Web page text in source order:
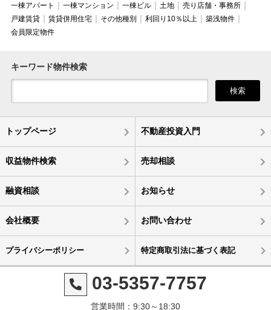
一棟アパート 一棟マンション 一棟ビル 土地
売り店舗・事務所
戸建賃貸
賃貸併用住宅 その他種別 利回り10％以上
築浅物件
会員限定物件
キーワード物件検索
検索
トップページ 不動産投資入門
収益物件検索 売却相談
融資相談 お知らせ
会社概要 お問い合わせ
プライバシーポリシー 特定商取引法に基づく表記
03-5357-7757
営業時間：9:30～18:30